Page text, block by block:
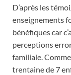
D’après les
enseignements
bénéfiques car
perceptions
familiale.
trentaine de 7